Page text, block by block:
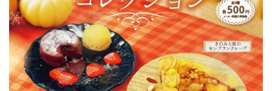
カプセルトイマシン本体
カプセルトイ
販促用空カプセル